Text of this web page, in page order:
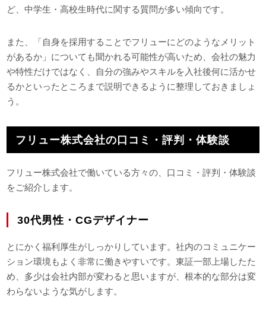
ど、中学生・高校生時代に関する質問が多い傾向です。
また、「自身を採用することでフリューにどのようなメリット
があるか」についても聞かれる可能性が高いため、会社の魅力
や特性だけではなく、自分の強みやスキルを入社後何に活かせ
るかといったところまで説明できるように整理しておきましょ
う。
フリュー株式会社の口コミ・評判・体験談
フリュー株式会社で働いている方々の、口コミ・評判・体験談
をご紹介します。
30代男性・CGデザイナー
とにかく福利厚生がしっかりしています。社内のコミュニケー
ション環境もよく非常に働きやすいです。東証一部上場したた
め、多少は会社内部が変わると思いますが、根本的な部分は変
わらないような気がします。